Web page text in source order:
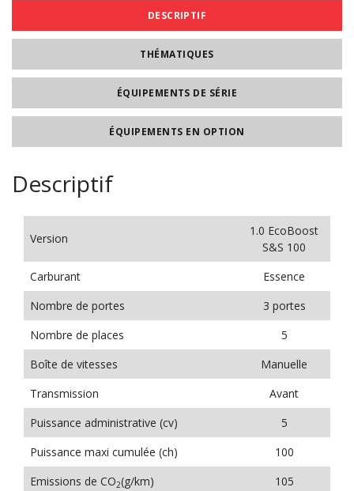
DESCRIPTIF
THÉMATIQUES
ÉQUIPEMENTS DE SÉRIE
ÉQUIPEMENTS EN OPTION
Descriptif
Version
1.0 EcoBoost
S&S 100
Carburant
Essence
Nombre de portes
3 portes
Nombre de places
5
Boîte de vitesses
Manuelle
Transmission
Avant
Puissance administrative (cv)
5
Puissance maxi cumulée (ch)
100
Emissions de CO2(g/km)
105